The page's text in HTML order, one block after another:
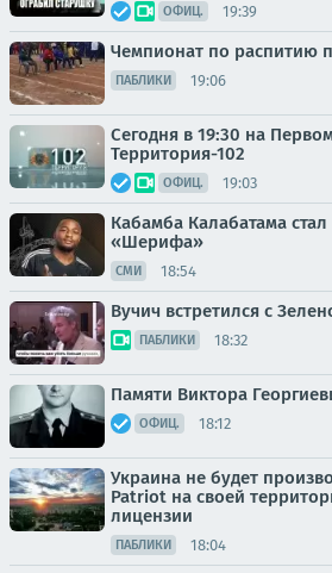
ОФИЦ. 19:39
Чемпионат по распитию
ПАБЛИКИ 19:06
Сегодня в 19:30 на
Территория-102
ОФИЦ. 19:03
Кабамба Калабатама
«Шерифа»
СМИ 18:54
Вучич встретился с
ПАБЛИКИ 18:32
Памяти Виктора
ОФИЦ. 18:12
Украина не будет
Patriot на своей
лицензии
ПАБЛИКИ 18:04